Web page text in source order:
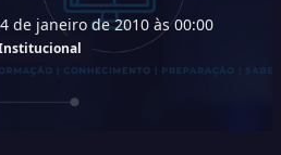
de janeiro de 2010 às 00:00